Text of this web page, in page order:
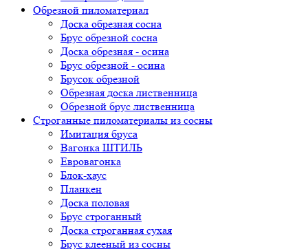
Обрезной пиломатериал
Доска обрезная сосна
Брус обрезной сосна
Доска обрезная - осина
Брус обрезной - осина
Брусок обрезной
Обрезная доска лиственница
Обрезной брус лиственница
Строганные пиломатериалы из сосны
Имитация бруса
Вагонка ШТИЛЬ
Евровагонка
Блок-хаус
Планкен
Доска половая
Брус строганный
Доска строганная сухая
Брус клееный из сосны